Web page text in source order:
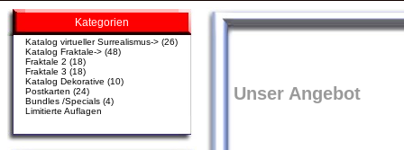
Kategorien
Katalog virtueller Surrealismus-> (26)
Katalog Fraktale-> (48)
Fraktale 2 (18)
Fraktale 3 (18)
Katalog Dekorative (10)
Postkarten (24)
Bundles /Specials (4)
Limitierte Auflagen
Unser Angebot